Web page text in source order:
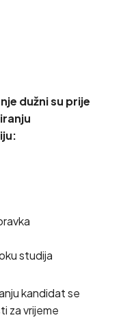
dužni su prije
studija
kandidat se
za vrijeme